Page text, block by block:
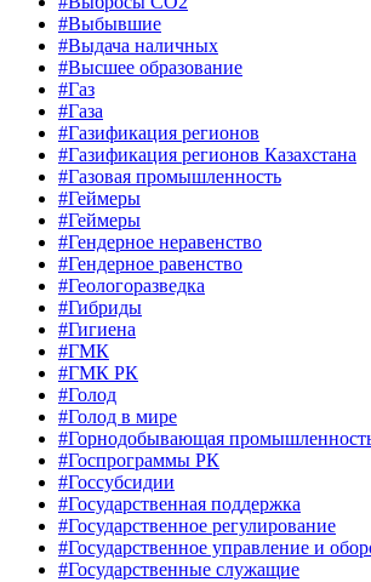
#Выбывшие
#Выдача наличных
#Высшее образование
#Газ
#Газа
#Газификация регионов
#Газификация регионов Казахстана
#Газовая промышленность
#Геймеры
#Геймеры
#Гендерное неравенство
#Гендерное равенство
#Геологоразведка
#Гибриды
#Гигиена
#ГМК
#ГМК РК
#Голод
#Голод в мире
#Горнодобывающая
#Госпрограммы РК
#Госсубсидии
#Государственная поддержка
#Государственное регулирование
#Государственное управление и
#Государственные служащие